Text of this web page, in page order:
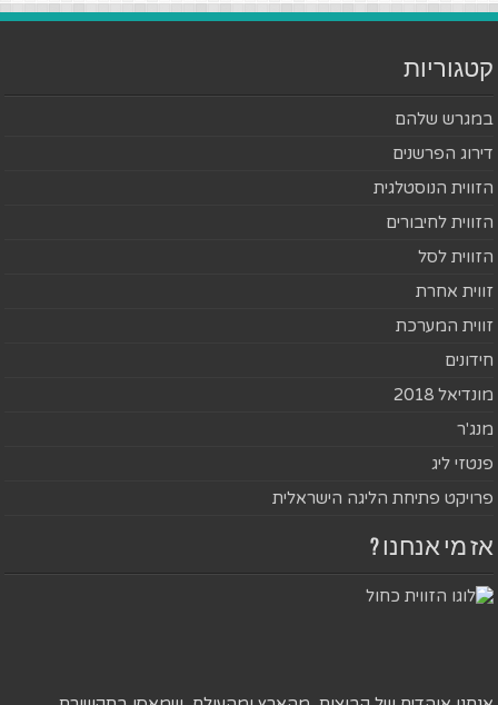
קטגוריות
במגרש שלהם
דירוג הפרשנים
הזווית הנוסטלגית
הזווית לחיבורים
הזווית לסל
זווית אחרת
זווית המערכת
חידונים
מונדיאל 2018
מנג'ר
פנטזי ליג
פרויקט פתיחת הליגה הישראלית
אז מי אנחנו ?